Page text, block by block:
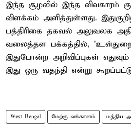
இந்த சூழலில் இந்த விவகாரம்
விளக்கம் அளித்துள்ளது.
பத்திரிகை தகவல் அலுவலக
வலைத்தள பக்கத்தில், 'உள்துறை
இதுபோன்ற அறிவிப்புகள்
இது ஒரு வதந்தி என்று
West Bengal மேற்கு வங்காளம் மத்திய